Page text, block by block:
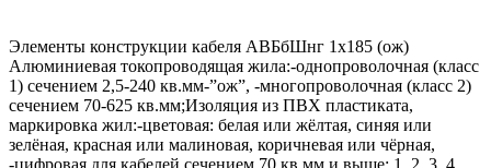
Элементы конструкции кабеля АВБбШнг 1х185 (ож)
Алюминиевая токопроводящая жила:-однопроволочная (класс
1) сечением 2,5-240 кв.мм-”ож”, -многопроволочная (класс 2)
сечением 70-625 кв.мм;Изоляция из ПВХ пластиката,
маркировка жил:-цветовая: белая или жёлтая, синяя или
зелёная, красная или малиновая, коричневая или чёрная,
-цифровая для кабелей сечением 70 кв.мм и выше: 1, 2, 3, 4,